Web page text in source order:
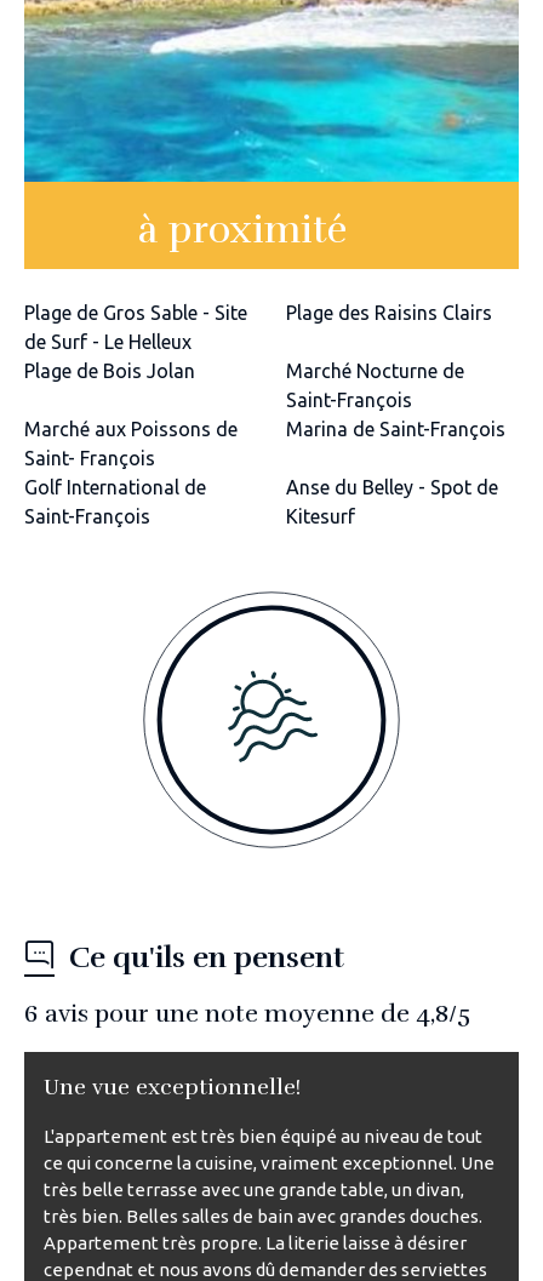
à proximité
Plage de Gros Sable - Site
de Surf - Le Helleux
Plage des Raisins Clairs
Plage de Bois Jolan
Marché Nocturne de
Saint-François
Marché aux Poissons de
Saint- François
Marina de Saint-François
Golf International de
Saint-François
Anse du Belley - Spot de
Kitesurf
Ce qu'ils en pensent
6 avis pour une note moyenne de 4,8/5
Une vue exceptionnelle!
L'appartement est très bien équipé au niveau de tout
ce qui concerne la cuisine, vraiment exceptionnel. Une
très belle terrasse avec une grande table, un divan,
très bien. Belles salles de bain avec grandes douches.
Appartement très propre. La literie laisse à désirer
cependnat et nous avons dû demander des serviettes